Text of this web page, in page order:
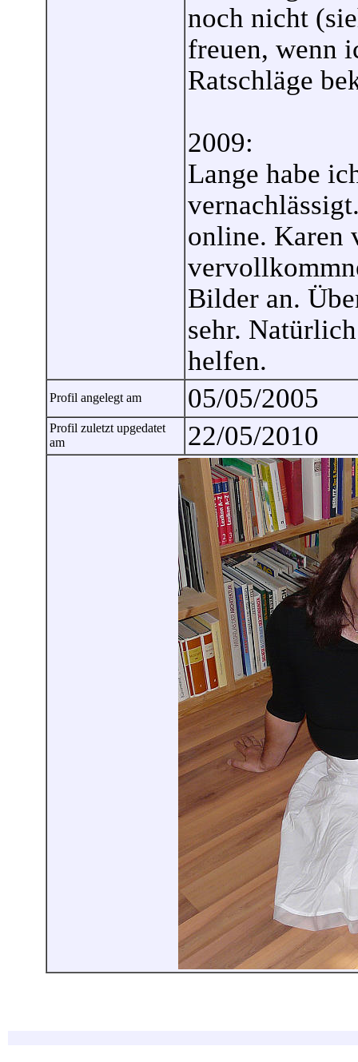
noch nicht
freuen, wenn
Ratschläge
2009:
Lange habe
online. Karen
Bilder an.
sehr.
helfen.
Profil angelegt am 05/05/2005
Profil zuletzt upgedatet
am
22/05/2010